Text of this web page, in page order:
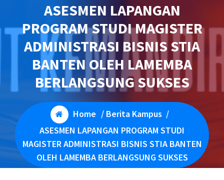
ASESMEN LAPANGAN
PROGRAM STUDI MAGISTER
ADMINISTRASI BISNIS STIA
BANTEN OLEH LAMEMBA
BERLANGSUNG SUKSES
Home / Berita Kampus /
ASESMEN LAPANGAN PROGRAM STUDI
MAGISTER ADMINISTRASI BISNIS STIA BANTEN
OLEH LAMEMBA BERLANGSUNG SUKSES